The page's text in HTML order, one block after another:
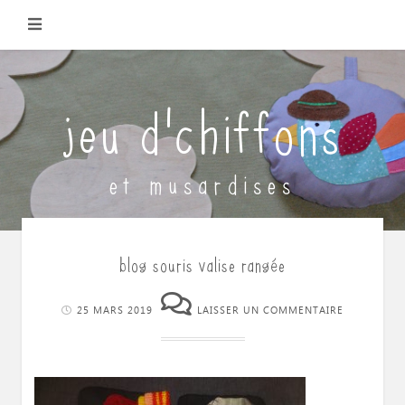
jeu d'chiffons
et musardises
blog souris valise rangée
25 MARS 2019 LAISSER UN COMMENTAIRE